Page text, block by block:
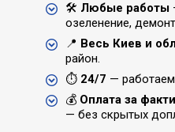
🛠 Любые работы
озеленение,
📍 Весь Киев и
район.
⏱ 24/7 —
💰 Оплата за
— без скрытых